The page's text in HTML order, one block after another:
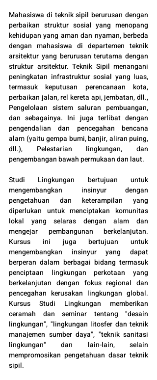
Mahasiswa di teknik sipil berurusan dengan
perbaikan struktur sosial yang menopang
kehidupan yang aman dan nyaman, berbeda
dengan mahasiswa di departemen teknik
arsitektur yang berurusan terutama dengan
struktur arsitektur. Teknik Sipil menangani
peningkatan infrastruktur sosial yang luas,
termasuk keputusan perencanaan kota,
perbaikan jalan, rel kereta api, jembatan, dll.,
Pengelolaan sistem saluran pembuangan,
dan sebagainya. Ini juga terlibat dengan
pengendalian dan pencegahan bencana
alam (yaitu gempa bumi, banjir, aliran puing,
dll.), Pelestarian lingkungan, dan
pengembangan bawah permukaan dan laut.
Studi Lingkungan bertujuan untuk
mengembangkan insinyur dengan
pengetahuan dan keterampilan yang
diperlukan untuk menciptakan komunitas
lokal yang selaras dengan alam dan
mengejar pembangunan berkelanjutan.
Kursus ini juga bertujuan untuk
mengembangkan insinyur yang dapat
berperan dalam berbagai bidang termasuk
penciptaan lingkungan perkotaan yang
berkelanjutan dengan fokus regional dan
pencegahan kerusakan lingkungan global.
Kursus Studi Lingkungan memberikan
ceramah dan seminar tentang "desain
lingkungan", "lingkungan litosfer dan teknik
manajemen sumber daya", "teknik sanitasi
lingkungan" dan lain-lain, selain
mempromosikan pengetahuan dasar teknik
sipil.